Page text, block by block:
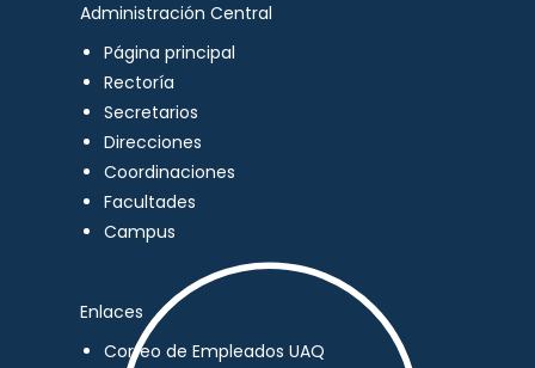
Administración Central
Página principal
Rectoría
Secretarios
Direcciones
Coordinaciones
Facultades
Campus
Enlaces
Correo de Empleados UAQ